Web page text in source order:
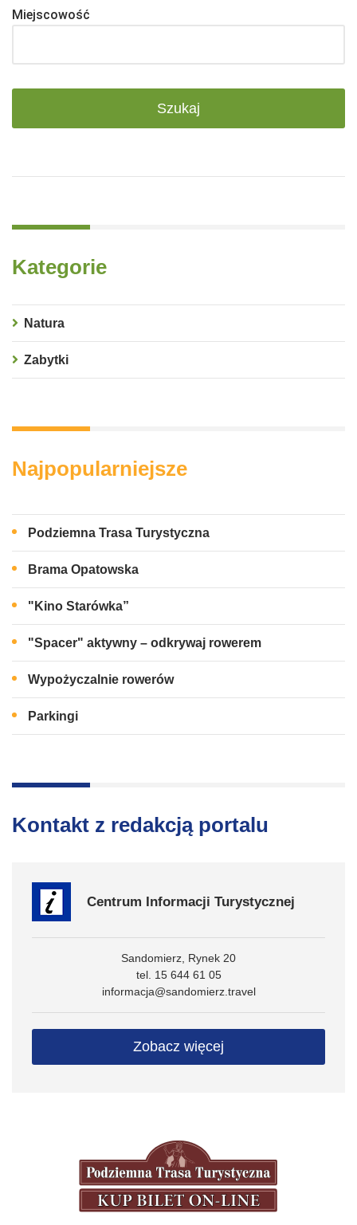
Miejscowość
Kategorie
Natura
Zabytki
Najpopularniejsze
Podziemna Trasa Turystyczna
Brama Opatowska
"Kino Starówka”
"Spacer" aktywny – odkrywaj rowerem
Wypożyczalnie rowerów
Parkingi
Kontakt z redakcją portalu
Centrum Informacji Turystycznej
Sandomierz, Rynek 20
tel. 15 644 61 05
informacja@sandomierz.travel
Zobacz więcej